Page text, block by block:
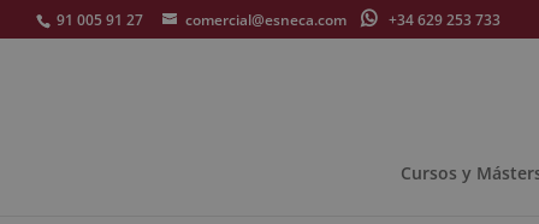
91 005 91 27 comercial@esneca.com +34 629 253 733
Cursos y